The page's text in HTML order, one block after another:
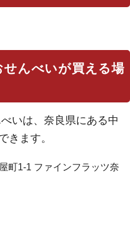
せんべいが買える場
いは、奈良県にある中
きます。
町1-1 ファインフラッツ奈